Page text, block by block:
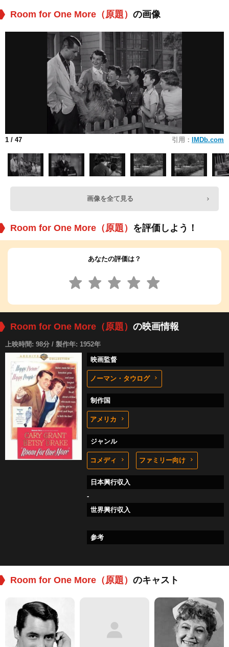
Room for One More（原題） の画像
1 / 47 引用： IMDb.com
画像を全て見る
Room for One More（原題） を評価しよう！
あなたの評価は？
Room for One More（原題） の映画情報
上映時間: 98分 / 製作年: 1952年
映画監督
ノーマン・タウログ
制作国
アメリカ
ジャンル
コメディ ファミリー向け
日本興行収入
-
世界興行収入
参考
Room for One More（原題） のキャスト